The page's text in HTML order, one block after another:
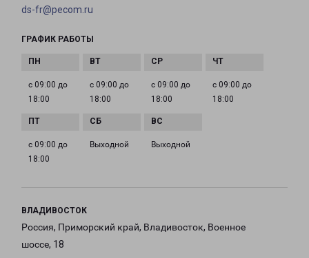
ds-fr@pecom.ru
ГРАФИК РАБОТЫ
с 09:00 до
18:00
с 09:00 до
18:00
с 09:00 до
18:00
с 09:00 до
18:00
с 09:00 до
18:00
Выходной Выходной
ВЛАДИВОСТОК
Россия, Приморский край, Владивосток, Военное
шоссе, 18